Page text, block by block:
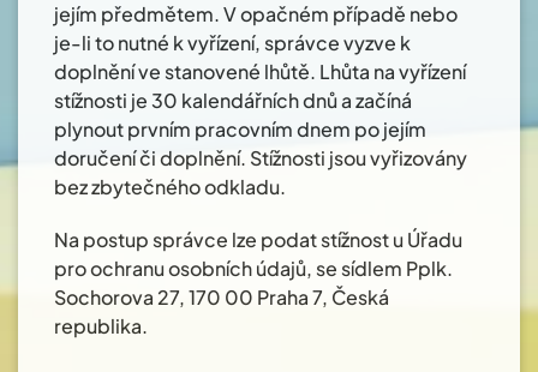
jejím předmětem. V opačném případě nebo
je-li to nutné k vyřízení, správce vyzve k
doplnění ve stanovené lhůtě. Lhůta na vyřízení
stížnosti je 30 kalendářních dnů a začíná
plynout prvním pracovním dnem po jejím
doručení či doplnění. Stížnosti jsou vyřizovány
bez zbytečného odkladu.
Na postup správce lze podat stížnost u Úřadu
pro ochranu osobních údajů, se sídlem Pplk.
Sochorova 27, 170 00 Praha 7, Česká
republika.